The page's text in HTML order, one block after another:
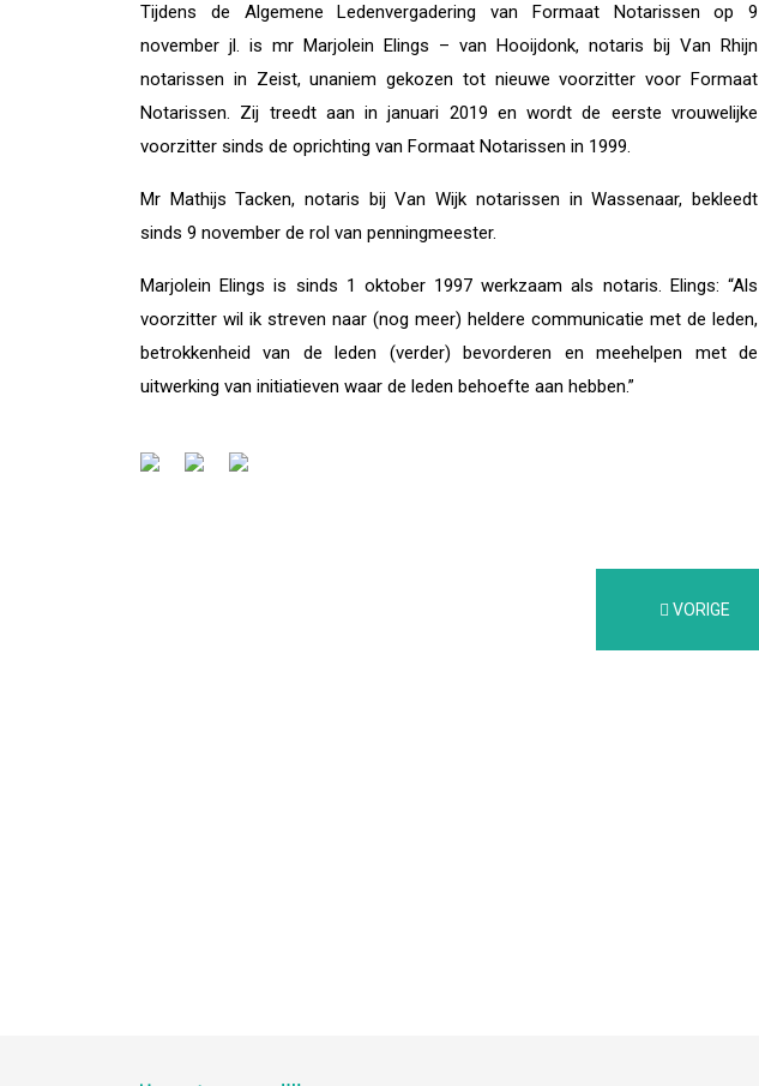
Tijdens de Algemene Ledenvergadering van Formaat Notarissen op 9
november jl. is mr Marjolein Elings – van Hooijdonk, notaris bij Van Rhijn
notarissen in Zeist, unaniem gekozen tot nieuwe voorzitter voor Formaat
Notarissen. Zij treedt aan in januari 2019 en wordt de eerste vrouwelijke
voorzitter sinds de oprichting van Formaat Notarissen in 1999.
Mr Mathijs Tacken, notaris bij Van Wijk notarissen in Wassenaar, bekleedt
sinds 9 november de rol van penningmeester.
Marjolein Elings is sinds 1 oktober 1997 werkzaam als notaris. Elings: “Als
voorzitter wil ik streven naar (nog meer) heldere communicatie met de leden,
betrokkenheid van de leden (verder) bevorderen en meehelpen met de
uitwerking van initiatieven waar de leden behoefte aan hebben.”
VORIGE